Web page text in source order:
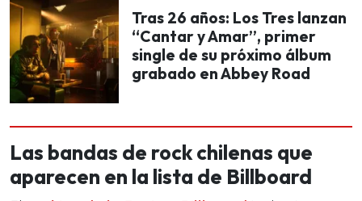
Tras 26 años: Los Tres lanzan
“Cantar y Amar”, primer
single de su próximo álbum
grabado en Abbey Road
Las bandas de rock chilenas que
aparecen en la lista de Billboard